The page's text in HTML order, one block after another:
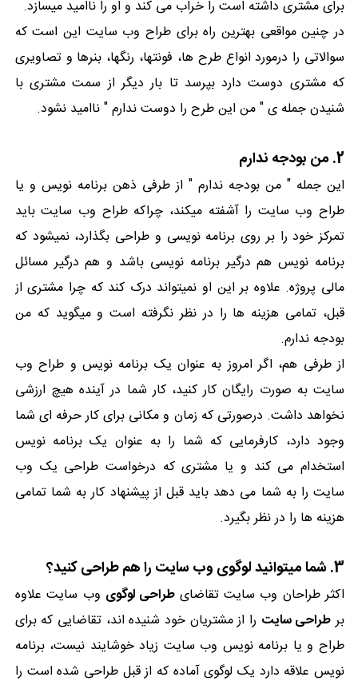
برای مشتری داشته است را خراب می کند و او را ناامید میسازد.
در چنین مواقعی بهترین راه برای طراح وب سایت این است که
سوالاتی را درمورد انواع طرح ها، فونتها، رنگها، بنرها و تصاویری
که مشتری دوست دارد بپرسد تا بار دیگر از سمت مشتری با
شنیدن جمله ی " من این طرح را دوست ندارم " ناامید نشود.
2. من بودجه ندارم
این جمله " من بودجه ندارم " از طرفی ذهن برنامه نویس و یا
طراح وب سایت را آشفته میکند، چراکه طراح وب سایت باید
تمرکز خود را بر روی برنامه نویسی و طراحی بگذارد، نمیشود که
برنامه نویس هم درگیر برنامه نویسی باشد و هم درگیر مسائل
مالی پروژه. علاوه بر این او نمیتواند درک کند که چرا مشتری از
قبل، تمامی هزینه ها را در نظر نگرفته است و میگوید که من
بودجه ندارم.
از طرفی هم، اگر امروز به عنوان یک برنامه نویس و طراح وب
سایت به صورت رایگان کار کنید، کار شما در آینده هیچ ارزشی
نخواهد داشت. درصورتی که زمان و مکانی برای کار حرفه ای شما
وجود دارد، کارفرمایی که شما را به عنوان یک برنامه نویس
استخدام می کند و یا مشتری که درخواست طراحی یک وب
سایت را به شما می دهد باید قبل از پیشنهاد کار به شما تمامی
هزینه ها را در نظر بگیرد.
3. شما میتوانید لوگوی وب سایت را هم طراحی کنید؟
اکثر طراحان وب سایت تقاضای طراحی لوگوی وب سایت علاوه
برطراحی سایت را از مشتریان خود شنیده اند، تقاضایی که برای
طراح و یا برنامه نویس وب سایت زیاد خوشایند نیست، برنامه
نویس علاقه دارد یک لوگوی آماده که از قبل طراحی شده است را